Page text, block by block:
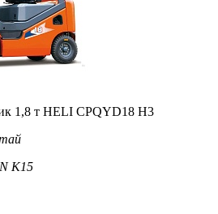
1,8 т HELI CPQYD18 H3
K15